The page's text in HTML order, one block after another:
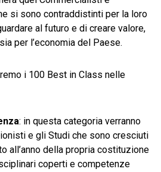
si sono contraddistinti per la loro
al futuro e di creare valore,
per l’economia del Paese.
i 100 Best in Class nelle
: in questa categoria verranno
e gli Studi che sono cresciuti
all’anno della propria costituzione
coperti e competenze